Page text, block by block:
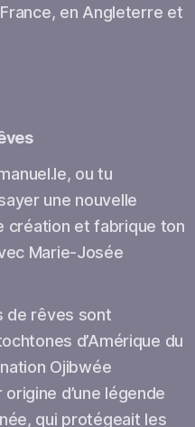
en Angleterre et
ou tu
une nouvelle
création et fabrique ton
Marie-Josée
de rêves sont
d’Amérique du
Ojibwée
d’une légende
qui protégeait les